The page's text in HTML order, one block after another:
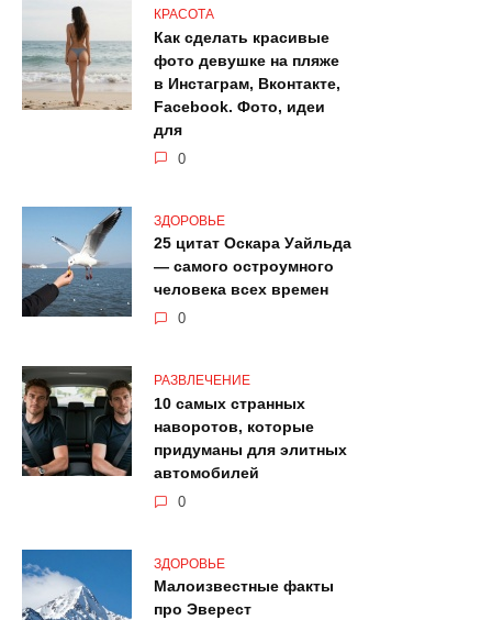
КРАСОТА
Как сделать красивые
фото девушке на пляже
в Инстаграм, Вконтакте,
Facebook. Фото, идеи
для
0
ЗДОРОВЬЕ
25 цитат Оскара Уайльда
— самого остроумного
человека всех времен
0
РАЗВЛЕЧЕНИЕ
10 самых странных
наворотов, которые
придуманы для элитных
автомобилей
0
ЗДОРОВЬЕ
Малоизвестные факты
про Эверест